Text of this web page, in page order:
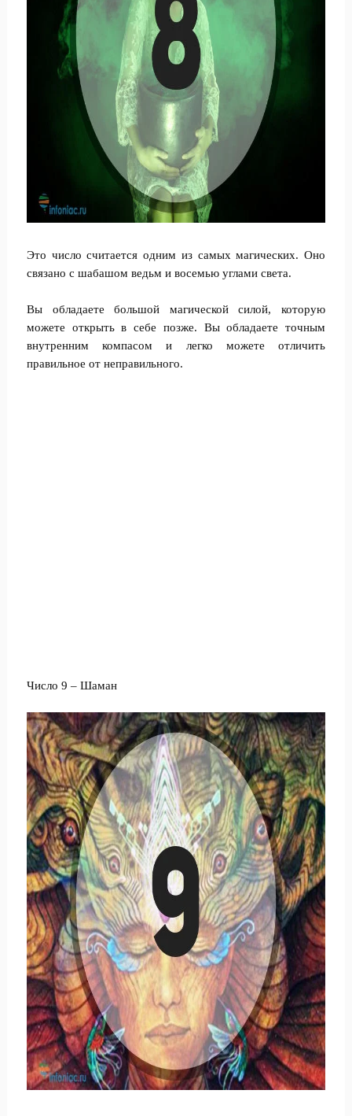
Это число считается одним из самых магических. Оно
связано с шабашом ведьм и восемью углами света.
Вы обладаете большой магической силой, которую
можете открыть в себе позже. Вы обладаете точным
внутренним компасом и легко можете отличить
правильное от неправильного.
Число 9 – Шаман